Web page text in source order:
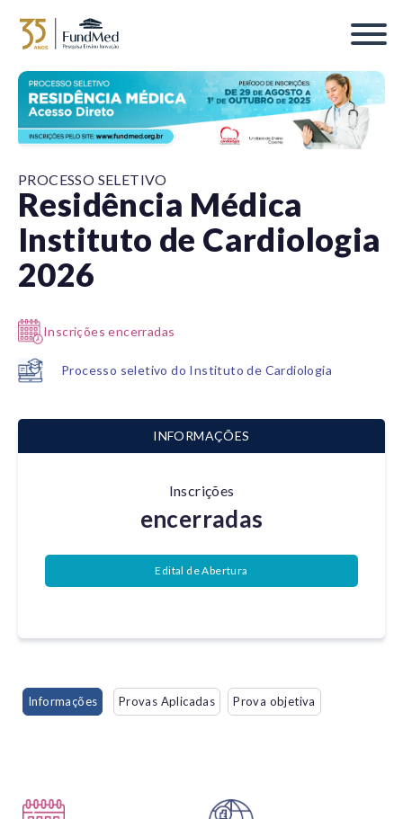
PROCESSO SELETIVO
Residência Médica
Instituto de Cardiologia
2026
Inscrições encerradas
Processo seletivo do Instituto de Cardiologia
INFORMAÇÕES
Inscrições
encerradas
Edital de Abertura
Informações Provas Aplicadas Prova objetiva